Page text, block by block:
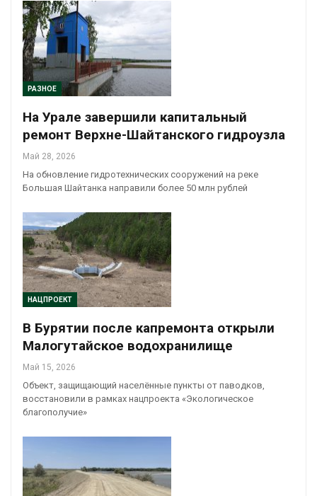
РАЗНОЕ
На Урале завершили капитальный
ремонт Верхне-Шайтанского гидроузла
Май 28, 2026
На обновление гидротехнических сооружений на реке
Большая Шайтанка направили более 50 млн рублей
НАЦПРОЕКТ
В Бурятии после капремонта открыли
Малогутайское водохранилище
Май 15, 2026
Объект, защищающий населённые пункты от паводков,
восстановили в рамках нацпроекта «Экологическое
благополучие»